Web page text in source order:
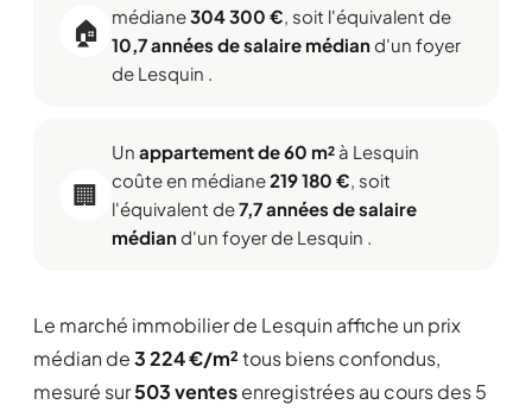
🏠
médiane304 300 €, soit l'équivalent de
10,7 années de salaire médiand'un foyer
de Lesquin .
🏢
Un appartement de 60 m² à Lesquin
coûte en médiane219 180 €, soit
l'équivalent de7,7 années de salaire
médiand'un foyer de Lesquin .
Le marché immobilier de Lesquin affiche un prix
médian de3 224 €/m²tous biens confondus,
mesuré sur503 ventesenregistrées au cours des 5